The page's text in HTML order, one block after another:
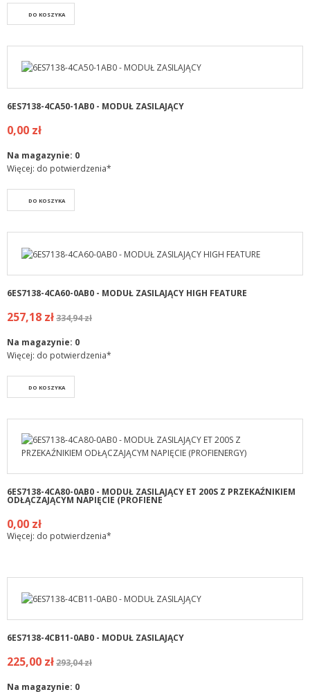
DO KOSZYKA
6ES7138-4CA50-1AB0 - MODUŁ ZASILAJĄCY
0,00 zł
Na magazynie: 0
Więcej: do potwierdzenia*
DO KOSZYKA
6ES7138-4CA60-0AB0 - MODUŁ ZASILAJĄCY HIGH FEATURE
257,18 zł334,94 zł
Na magazynie: 0
Więcej: do potwierdzenia*
DO KOSZYKA
6ES7138-4CA80-0AB0 - MODUŁ ZASILAJĄCY ET 200S Z PRZEKAŹNIKIEM
ODŁĄCZAJĄCYM NAPIĘCIE (PROFIENE
0,00 zł
Więcej: do potwierdzenia*
6ES7138-4CB11-0AB0 - MODUŁ ZASILAJĄCY
225,00 zł293,04 zł
Na magazynie: 0